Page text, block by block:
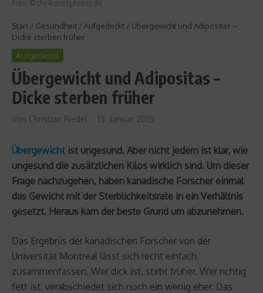
Foto: © thinkstockphotos.de
Start / Gesundheit / Aufgedeckt / Übergewicht und Adipositas –
Dicke sterben früher
Aufgedeckt
Übergewicht und Adipositas –
Dicke sterben früher
Von Christian Riedel 15. Januar 2015
Übergewicht ist ungesund. Aber nicht jedem ist klar, wie
ungesund die zusätzlichen Kilos wirklich sind. Um dieser
Frage nachzugehen, haben kanadische Forscher einmal
das Gewicht mit der Sterblichkeitsrate in ein Verhältnis
gesetzt. Heraus kam der beste Grund um abzunehmen.
Das Ergebnis der kanadischen Forscher von der
Universität Montreal lässt sich recht einfach
zusammenfassen. Wer dick ist, stirbt früher. Wer richtig
fett ist, verabschiedet sich noch ein wenig eher. Das